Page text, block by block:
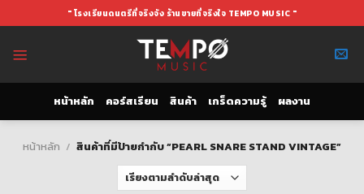
to
" โรงเรียนดนตรีที่จริงจัง ร้านขายที่จริงใจ TEMPO MUSIC "
หน้าหลัก คอร์สเรียน สินค้า เกร็ดความรู้ ผลงาน
หน้าหลัก / สินค้าที่มีป้ายกำกับ “PEARL SNARE STAND VINTAGE”